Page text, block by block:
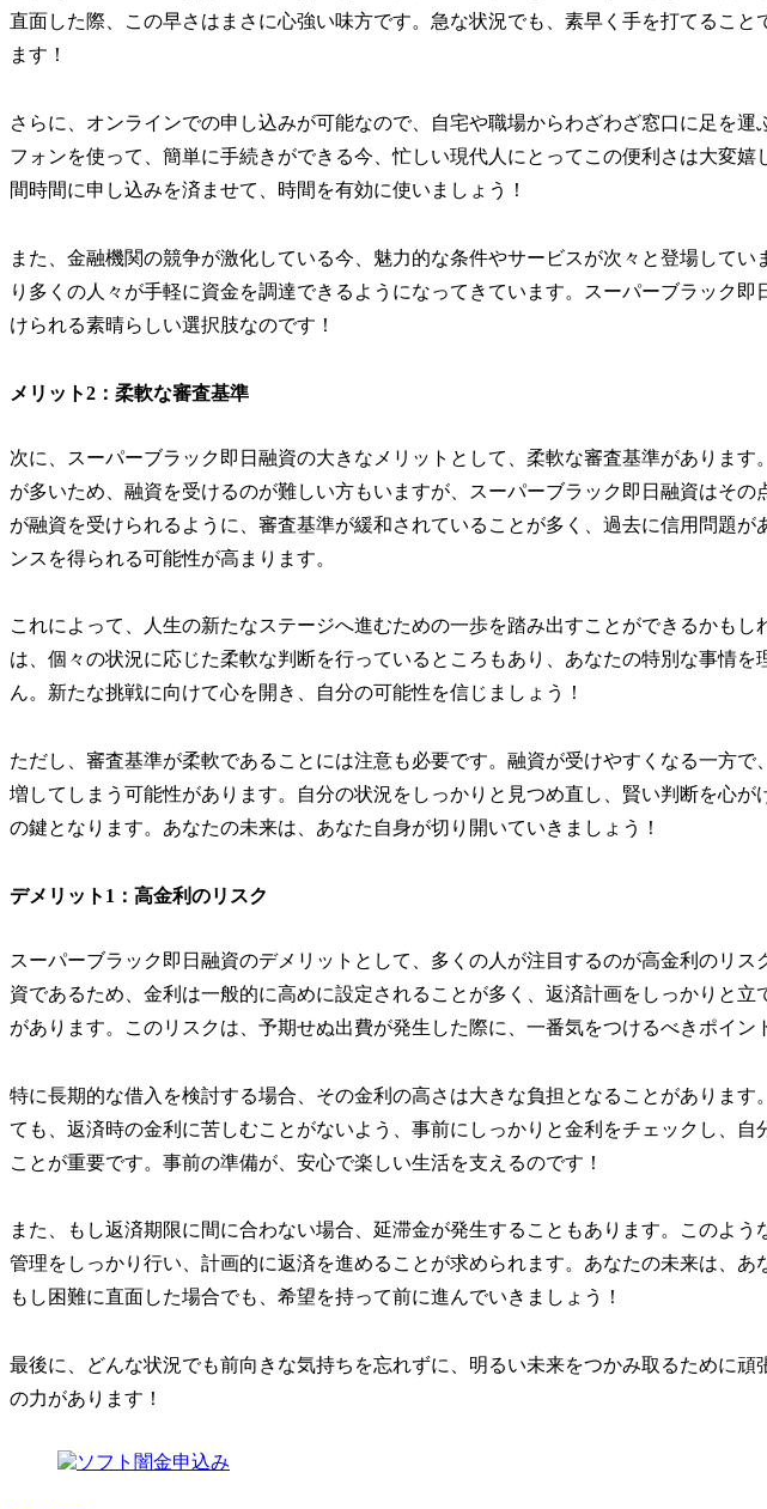
直面した際、この早さはまさに心強い味方です。急な状況でも、素早く手を打てること
ます！
さらに、オンラインでの申し込みが可能なので、自宅や職場からわざわざ窓口に足を運
フォンを使って、簡単に手続きができる今、忙しい現代人にとってこの便利さは大変嬉
間時間に申し込みを済ませて、時間を有効に使いましょう！
また、金融機関の競争が激化している今、魅力的な条件やサービスが次々と登場してい
り多くの人々が手軽に資金を調達できるようになってきています。スーパーブラック即
けられる素晴らしい選択肢なのです！
メリット2：柔軟な審査基準
次に、スーパーブラック即日融資の大きなメリットとして、柔軟な審査基準があります
が多いため、融資を受けるのが難しい方もいますが、スーパーブラック即日融資はその
が融資を受けられるように、審査基準が緩和されていることが多く、過去に信用問題が
ンスを得られる可能性が高まります。
これによって、人生の新たなステージへ進むための一歩を踏み出すことができるかもし
は、個々の状況に応じた柔軟な判断を行っているところもあり、あなたの特別な事情を
ん。新たな挑戦に向けて心を開き、自分の可能性を信じましょう！
ただし、審査基準が柔軟であることには注意も必要です。融資が受けやすくなる一方で
増してしまう可能性があります。自分の状況をしっかりと見つめ直し、賢い判断を心が
の鍵となります。あなたの未来は、あなた自身が切り開いていきましょう！
デメリット1：高金利のリスク
スーパーブラック即日融資のデメリットとして、多くの人が注目するのが高金利のリス
資であるため、金利は一般的に高めに設定されることが多く、返済計画をしっかりと立
があります。このリスクは、予期せぬ出費が発生した際に、一番気をつけるべきポイン
特に長期的な借入を検討する場合、その金利の高さは大きな負担となることがあります
ても、返済時の金利に苦しむことがないよう、事前にしっかりと金利をチェックし、自
ことが重要です。事前の準備が、安心で楽しい生活を支えるのです！
また、もし返済期限に間に合わない場合、延滞金が発生することもあります。このよう
管理をしっかり行い、計画的に返済を進めることが求められます。あなたの未来は、あ
もし困難に直面した場合でも、希望を持って前に進んでいきましょう！
最後に、どんな状況でも前向きな気持ちを忘れずに、明るい未来をつかみ取るために頑
の力があります！